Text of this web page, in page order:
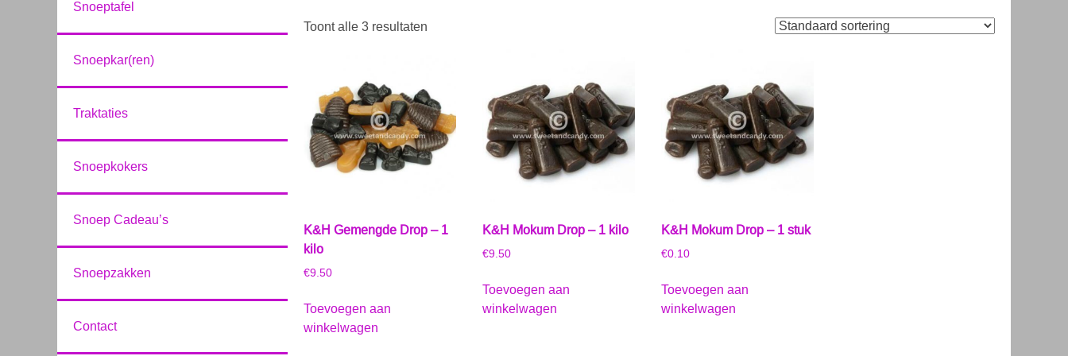
Toont alle 3 resultaten
K&H Gemengde Drop – 1
kilo
€9.50
Toevoegen aan
winkelwagen
K&H Mokum Drop – 1 kilo
€9.50
Toevoegen aan
winkelwagen
K&H Mokum Drop – 1 stuk
€0.10
Toevoegen aan
winkelwagen
Snoeptafel
Snoepkar(ren)
Traktaties
Snoepkokers
Snoep Cadeau’s
Snoepzakken
Contact